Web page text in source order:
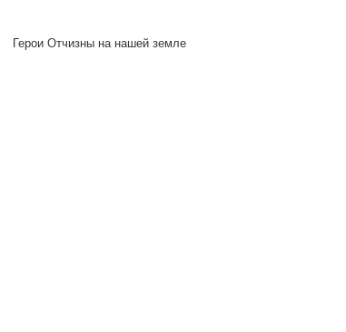
Герои Отчизны на нашей земле